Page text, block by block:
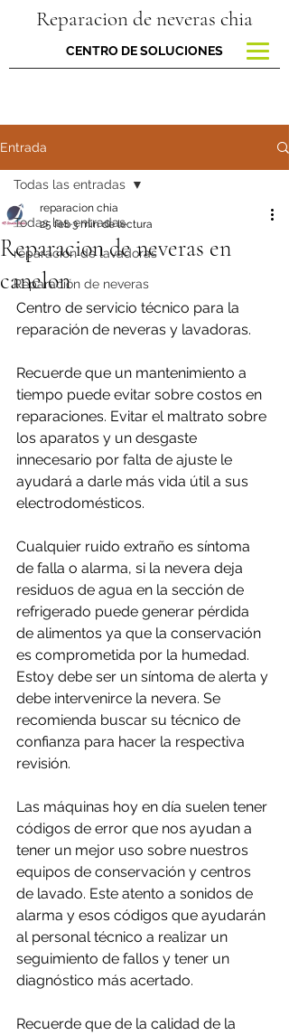
Reparacion de neveras chia
CENTRO DE SOLUCIONES
Entrada
Todas las entradas
reparacion de lavadoras
Reparación de neveras
Todas las entradas
Reparacion de neveras en
canelon
reparacion chia
25 feb3 min de lectura
Centro de servicio técnico para la
reparación de neveras y lavadoras.
Recuerde que un mantenimiento a
tiempo puede evitar sobre costos en
reparaciones. Evitar el maltrato sobre
los aparatos y un desgaste
innecesario por falta de ajuste le
ayudará a darle más vida útil a sus
electrodomésticos.
Cualquier ruido extraño es síntoma
de falla o alarma, si la nevera deja
residuos de agua en la sección de
refrigerado puede generar pérdida
de alimentos ya que la conservación
es comprometida por la humedad.
Estoy debe ser un síntoma de alerta y
debe intervenirce la nevera. Se
recomienda buscar su técnico de
confianza para hacer la respectiva
revisión.
Las máquinas hoy en día suelen tener
códigos de error que nos ayudan a
tener un mejor uso sobre nuestros
equipos de conservación y centros
de lavado. Este atento a sonidos de
alarma y esos códigos que ayudarán
al personal técnico a realizar un
seguimiento de fallos y tener un
diagnóstico más acertado.
Recuerde que de la calidad de la